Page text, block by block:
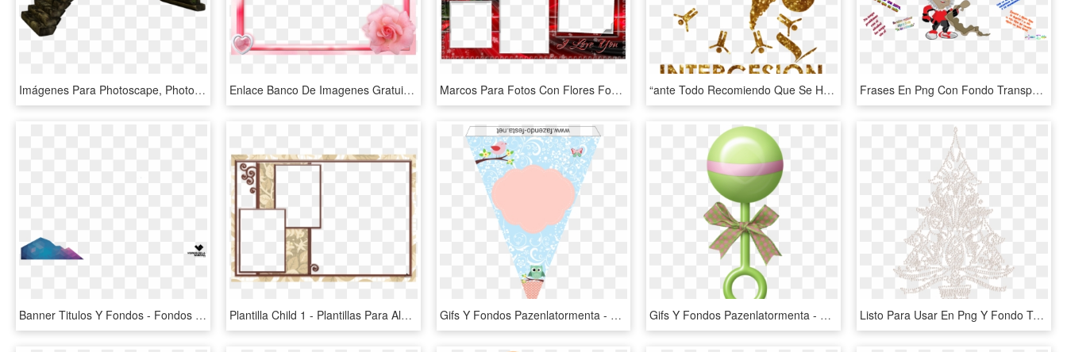
Imágenes Para Photoscape, Photoshop Y Gimp De Puentes - Puente Dibujo Fondo Transparente, HD Png Download Enlace Banco De Imagenes Gratuitas Zoom Diseño Y Fotografía - Marcos Para Fotos Fondos Transparentes, HD Png Download Marcos Para Fotos Con Flores Fondos De Pantalla Y Mucho - Marcos Para Fotos Parejas, HD Png Download “ante Todo Recomiendo Que Se Hagan Peticiones, Oraciones, - Ministerio De Intercesion, HD Png Download Frases En Png Con Fondo Transparente Para Copiar Y - Portable Network Graphics, Png Download
Banner Titulos Y Fondos - Fondos De Titulos Png, Transparent Png Plantilla Child 1 - Plantillas Para Album De Fotos Gratis, HD Png Download Gifs Y Fondos Pazenlatormenta - Banderines De Buhos Para Imprimir, HD Png Download Gifs Y Fondos Pazenlatormenta - Sonaja Para Baby Shower, HD Png Download Listo Para Usar En Png Y Fondo Transparente - Destellos Navideños En Png, Png Download